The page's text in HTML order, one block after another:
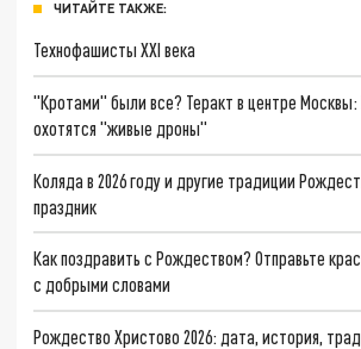
ЧИТАЙТЕ ТАКЖЕ:
Технофашисты XXI века
"Кротами" были все? Теракт в центре Москвы:
охотятся "живые дроны"
Коляда в 2026 году и другие традиции
праздник
Как поздравить с Рождеством? Отправьте
с добрыми словами
Рождество Христово 2026: дата, история,